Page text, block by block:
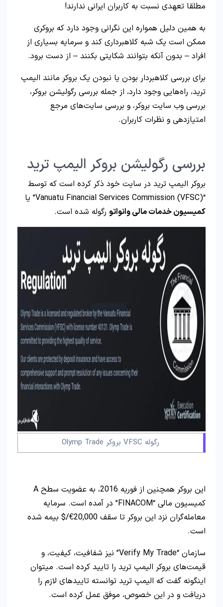
مطلقا تعهدی نسبت به کاربران ایرانی ندارند!
به همین دلیل همواره این نگرانی وجود دارد که بروکری
ممکن است یک شبه کلاهبرداری کند و سرمایه بسیاری از
افراد – بدون آنکه بتوانند شکایتی بکنند – از دست‌ برود.
برای بررسی کلاهبردار بودن یا نبودن یک بروکر مانند الیمپ
ترید، راه‌هایی وجود دارد، از جمله بررسی رگولیشن بروکر،
بررسی وب سایت بروکر، و بررسی سایت‌های مرجع
امتیازدهی و نظرات کاربران.
بررسی رگولیشن بروکر الیمپ ترید
بروکر الیمپ ترید در سایت خود ذکر کرده است که توسط
“Vanuatu Financial Services Commission (VFSC)” یا
کمیسیون خدمات مالی وانواتو رگوله شده است.
رگوله VFSC بروکر Olymp Trade
این بروکر همچنین از فوریه 2016، به عضویت سطح A
کمیسیون مالی “FINACOM” در آمده است. سرمایه
معامله‌گران نزد این بروکر تا سقف 20,000€/$ بیمه شده
است.
سازمان “Verify My Trade” نیز شفافیت، کیفیت، و
قیمت‌های بروکر الیمپ ترید را تایید کرده‌ است. میتوان
اینگونه گفت که الیمپ ترید توانسته تاییدهای لازم را
دریافت و در این خصوص، موفق عمل کرده است.